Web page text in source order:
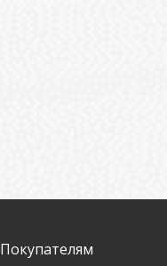
Покупателям